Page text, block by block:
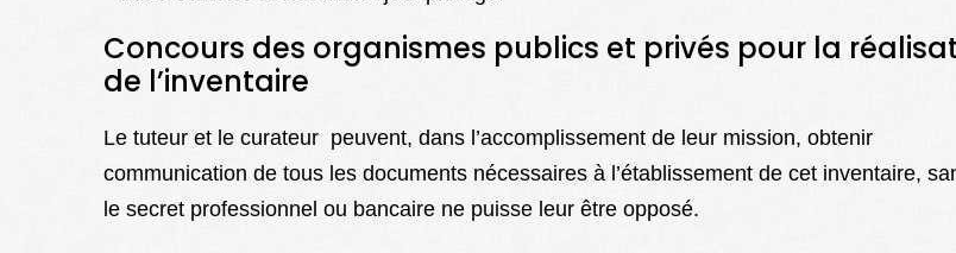
Concours des organismes publics et privés pour la
de l’inventaire
Le tuteur et le curateur peuvent, dans l’accomplissement de leur mission, obtenir
communication de tous les documents nécessaires à l’établissement de cet inventaire,
le secret professionnel ou bancaire ne puisse leur être opposé.